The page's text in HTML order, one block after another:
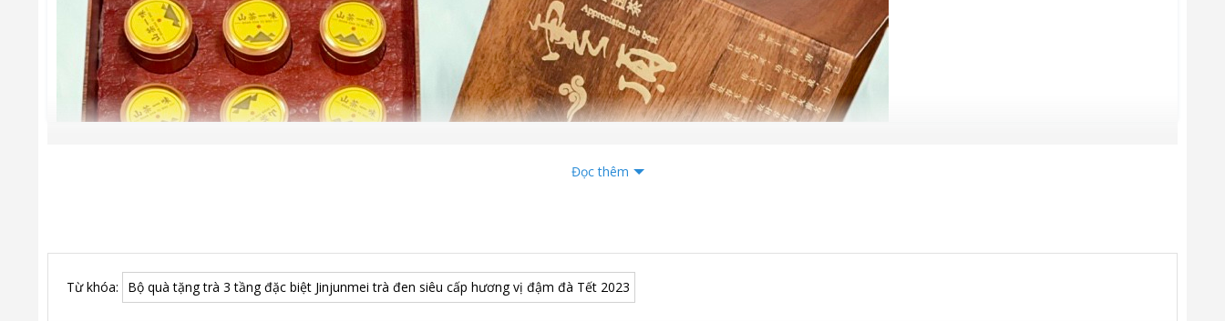
Đọc thêm
Từ khóa: Bộ quà tặng trà 3 tầng đặc biệt Jinjunmei trà đen siêu cấp hương vị đậm đà Tết 2023